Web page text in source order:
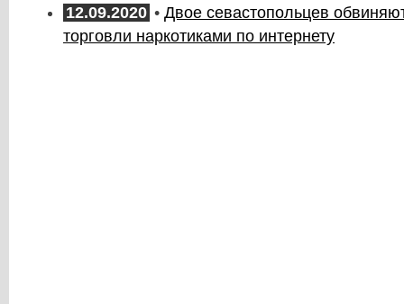
12.09.2020 • Двое севастопольцев
торговли наркотиками по интернету